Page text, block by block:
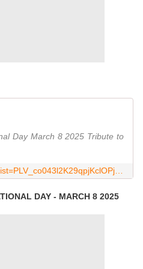
Day March 8 2025 Tribute to
DAY - MARCH 8 2025